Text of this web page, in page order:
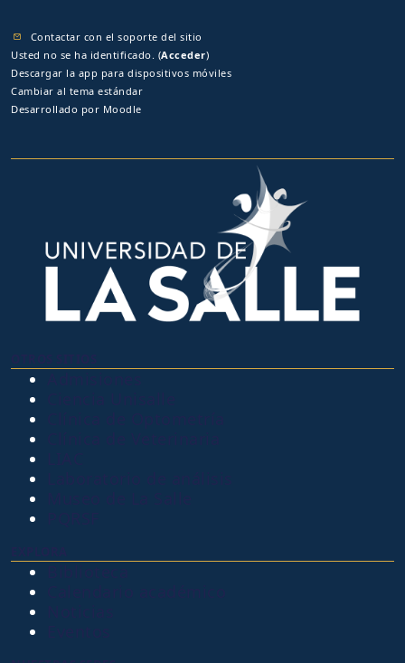
Contactar con el soporte del sitio
Usted no se ha identificado. (Acceder)
Descargar la app para dispositivos móviles
Cambiar al tema estándar
Desarrollado por Moodle